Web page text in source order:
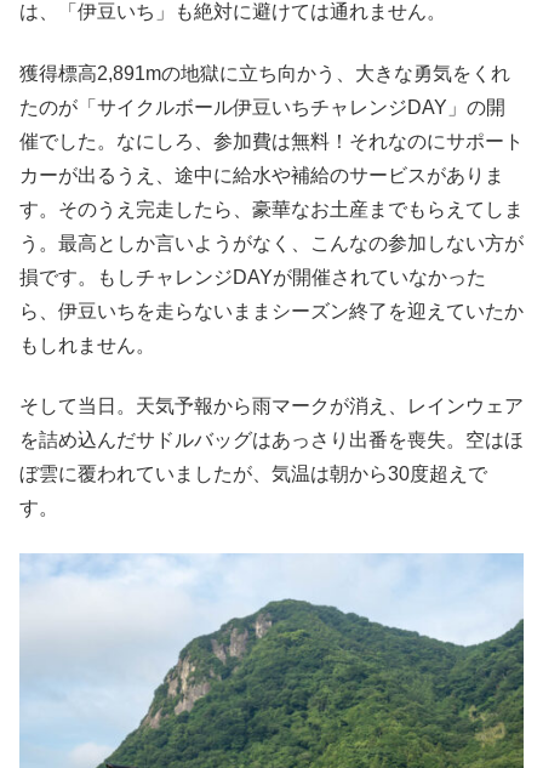
は、「伊豆いち」も絶対に避けては通れません。
獲得標高2,891mの地獄に立ち向かう、大きな勇気をくれ
たのが「サイクルボール伊豆いちチャレンジDAY」の開
催でした。なにしろ、参加費は無料！それなのにサポート
カーが出るうえ、途中に給水や補給のサービスがありま
す。そのうえ完走したら、豪華なお土産までもらえてしま
う。最高としか言いようがなく、こんなの参加しない方が
損です。もしチャレンジDAYが開催されていなかった
ら、伊豆いちを走らないままシーズン終了を迎えていたか
もしれません。
そして当日。天気予報から雨マークが消え、レインウェア
を詰め込んだサドルバッグはあっさり出番を喪失。空はほ
ぼ雲に覆われていましたが、気温は朝から30度超えで
す。